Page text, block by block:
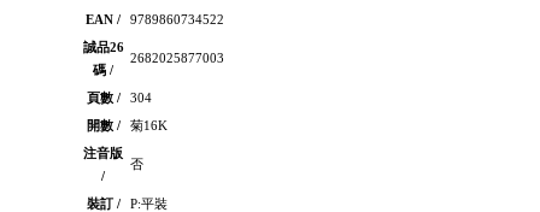
EAN /
9789860734522
誠品26
碼 /
2682025877003
頁數 /
304
開數 /
菊16K
注音版
/
否
裝訂 /
P:平裝